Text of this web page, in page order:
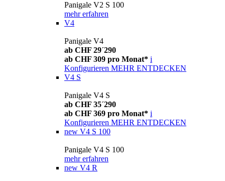
Panigale V2 S 100
mehr erfahren
V4
Panigale V4
ab CHF 29´290
ab CHF 309 pro Monat* i
Konfigurieren MEHR ENTDECKEN
V4 S
Panigale V4 S
ab CHF 35´290
ab CHF 369 pro Monat* i
Konfigurieren MEHR ENTDECKEN
new V4 S 100
Panigale V4 S 100
mehr erfahren
new V4 R